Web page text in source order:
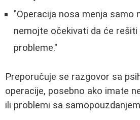
"Operacija nosa menja samo
nemojte očekivati da će rešiti
probleme."
Preporučuje se razgovor sa
operacije, posebno ako imate
ili problemi sa